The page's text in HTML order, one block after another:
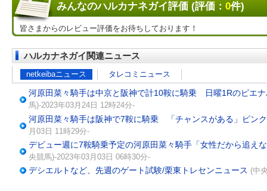
みんなのハルカナネガイ評価 (評価： 0件)
皆さまからのレビュー評価をお待ちしております！
ハルカナネガイ関連ニュース
netkeibaニュース タレコミニュース
河原田菜々騎手は中京と阪神で計10鞍に騎乗 日曜1Rのピエ
馬)-2023年03月24日 12時24分-
河原田菜々騎手は阪神で7鞍に騎乗 「チャンスがある」ピン
月03日 11時29分-
デビュー週に7鞍騎乗予定の河原田菜々騎手「女性だから追え
央競馬)-2023年03月03日 06時30分-
デシエルトなど、先週のゲート試験/栗東トレセンニュース (中